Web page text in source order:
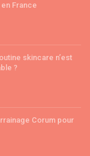
France
skincare n’est
?
Corum pour